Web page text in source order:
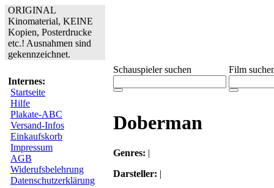
ORIGINAL
Kinomaterial, KEINE
Kopien, Posterdrucke
etc.! Ausnahmen sind
gekennzeichnet.
Internes:
Startseite
Hilfe
Plakate-ABC
Versand-Infos
Einkaufskorb
Impressum
AGB
Widerufsbelehrung
Datenschutzerklärung
Schauspieler suchen Film
Doberman
Genres: |
Darsteller: |